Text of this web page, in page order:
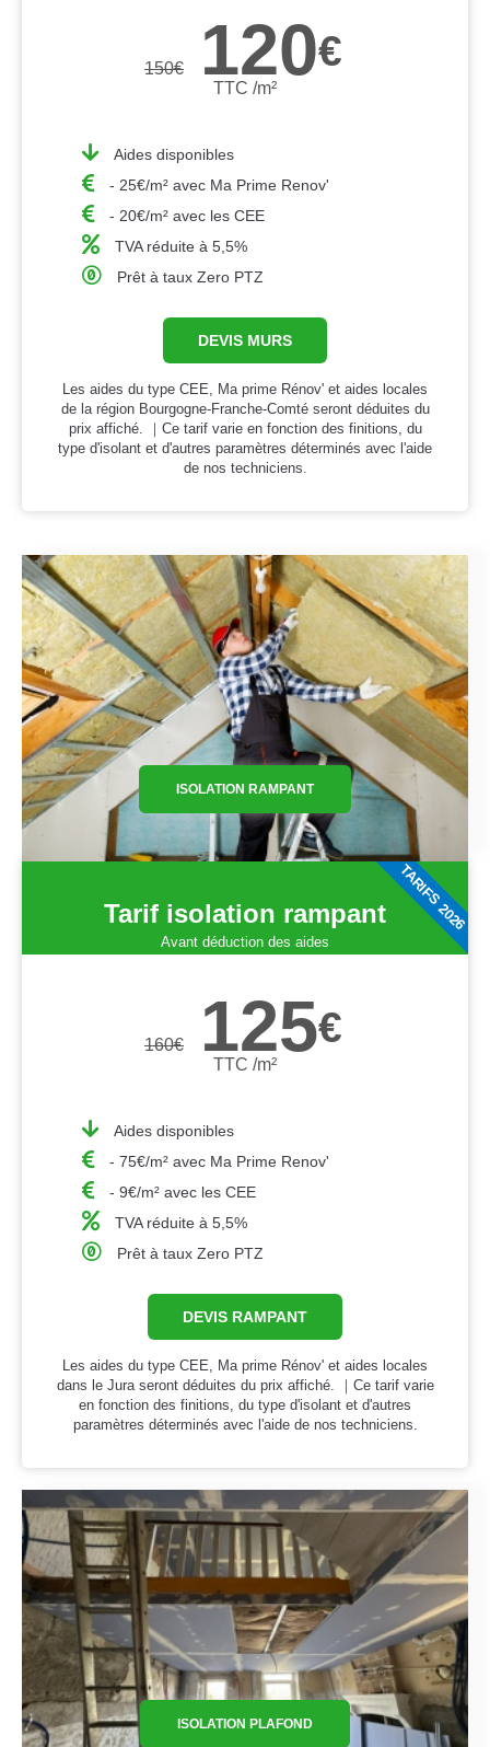
150€ 120€
TTC /m²
Aides disponibles
- 25€/m² avec Ma Prime Renov'
- 20€/m² avec les CEE
TVA réduite à 5,5%
Prêt à taux Zero PTZ
DEVIS MURS
Les aides du type CEE, Ma prime Rénov' et aides locales
de la région Bourgogne-Franche-Comté seront déduites du
prix affiché. ｜Ce tarif varie en fonction des finitions, du
type d'isolant et d'autres paramètres déterminés avec l'aide
de nos techniciens.
ISOLATION RAMPANT
Tarif isolation rampant
Avant déduction des aides
160€ 125€
TTC /m²
Aides disponibles
- 75€/m² avec Ma Prime Renov'
- 9€/m² avec les CEE
TVA réduite à 5,5%
Prêt à taux Zero PTZ
DEVIS RAMPANT
Les aides du type CEE, Ma prime Rénov' et aides locales
dans le Jura seront déduites du prix affiché. ｜Ce tarif varie
en fonction des finitions, du type d'isolant et d'autres
paramètres déterminés avec l'aide de nos techniciens.
TARIFS 2026
ISOLATION PLAFOND